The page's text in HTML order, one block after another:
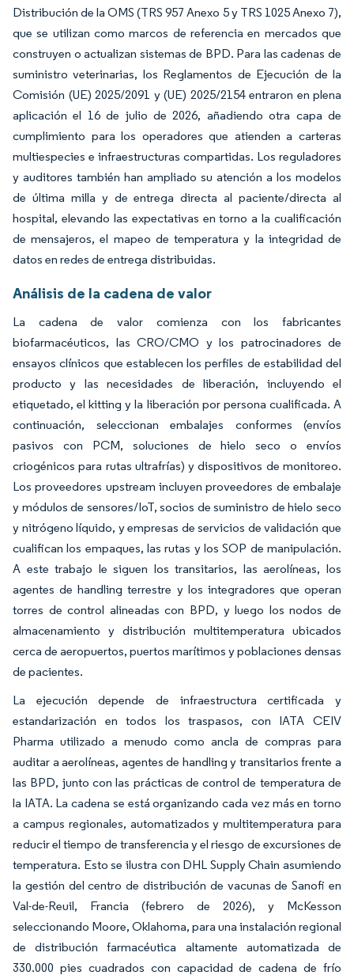
Distribución de la OMS (TRS 957 Anexo 5 y TRS 1025 Anexo 7),
que se utilizan como marcos de referencia en mercados que
construyen o actualizan sistemas de BPD. Para las cadenas de
suministro veterinarias, los Reglamentos de Ejecución de la
Comisión (UE) 2025/2091 y (UE) 2025/2154 entraron en plena
aplicación el 16 de julio de 2026, añadiendo otra capa de
cumplimiento para los operadores que atienden a carteras
multiespecies e infraestructuras compartidas. Los reguladores
y auditores también han ampliado su atención a los modelos
de última milla y de entrega directa al paciente/directa al
hospital, elevando las expectativas en torno a la cualificación
de mensajeros, el mapeo de temperatura y la integridad de
datos en redes de entrega distribuidas.
Análisis de la cadena de valor
La cadena de valor comienza con los fabricantes
biofarmacéuticos, las CRO/CMO y los patrocinadores de
ensayos clínicos que establecen los perfiles de estabilidad del
producto y las necesidades de liberación, incluyendo el
etiquetado, el kitting y la liberación por persona cualificada. A
continuación, seleccionan embalajes conformes (envíos
pasivos con PCM, soluciones de hielo seco o envíos
criogénicos para rutas ultrafrías) y dispositivos de monitoreo.
Los proveedores upstream incluyen proveedores de embalaje
y módulos de sensores/IoT, socios de suministro de hielo seco
y nitrógeno líquido, y empresas de servicios de validación que
cualifican los empaques, las rutas y los SOP de manipulación.
A este trabajo le siguen los transitarios, las aerolíneas, los
agentes de handling terrestre y los integradores que operan
torres de control alineadas con BPD, y luego los nodos de
almacenamiento y distribución multitemperatura ubicados
cerca de aeropuertos, puertos marítimos y poblaciones densas
de pacientes.
La ejecución depende de infraestructura certificada y
estandarización en todos los traspasos, con IATA CEIV
Pharma utilizado a menudo como ancla de compras para
auditar a aerolíneas, agentes de handling y transitarios frente a
las BPD, junto con las prácticas de control de temperatura de
la IATA. La cadena se está organizando cada vez más en torno
a campus regionales, automatizados y multitemperatura para
reducir el tiempo de transferencia y el riesgo de excursiones de
temperatura. Esto se ilustra con DHL Supply Chain asumiendo
la gestión del centro de distribución de vacunas de Sanofi en
Val-de-Reuil, Francia (febrero de 2026), y McKesson
seleccionando Moore, Oklahoma, para una instalación regional
de distribución farmacéutica altamente automatizada de
330.000 pies cuadrados con capacidad de cadena de frío